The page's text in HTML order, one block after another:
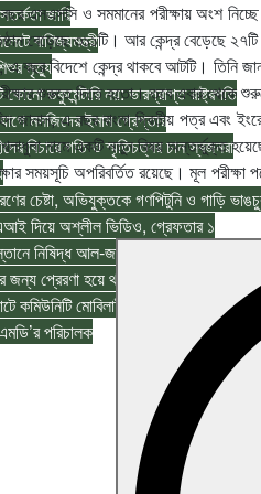
জারি
বাণিজ্যমন্ত্রী
মৃত্যু
ডকুমেন্টারি নয়: ভারপ্রাপ্ত রাষ্ট্রপতি
মসজিদের ইমাম গ্রেপ্তার
বিচারে গতি ও স্মৃতিচত্বর চান স্বজনরা
চেষ্টা, অভিযুক্তকে গণপিটুনি ও গাড়ি
দিয়ে অশ্লীল ভিডিও, গ্রেফতার ১
নিষিদ্ধ আল-জাজিরা
প্রেরণা হয়ে থাকবে: প্রধানমন্ত্রী
কমিউনিটি মোবিলাইজেশন প্রোগ্রাম
পরিচালক
এসএসসি ও সমমানের পরীক্ষায় অংশ
বেড়েছে ৩১১টি। আর কেন্দ্র বেড়েছে
এ বছর বিদেশে কেন্দ্র থাকবে আটটি।
শুরুতে দিতে হতো। তবে এবার থেকে
জানান, এ বছর বাংলা দ্বিতীয় পত্র এবং
খেলাধুলা নামে একটি নতুন বিষয় অন্তর্ভুক্ত
সময়সূচি অপরিবর্তিত রয়েছে। মূল